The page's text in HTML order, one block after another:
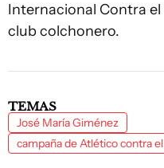
Internacional Contra el
club colchonero.
TEMAS
José María Giménez
campaña de Atlético contra